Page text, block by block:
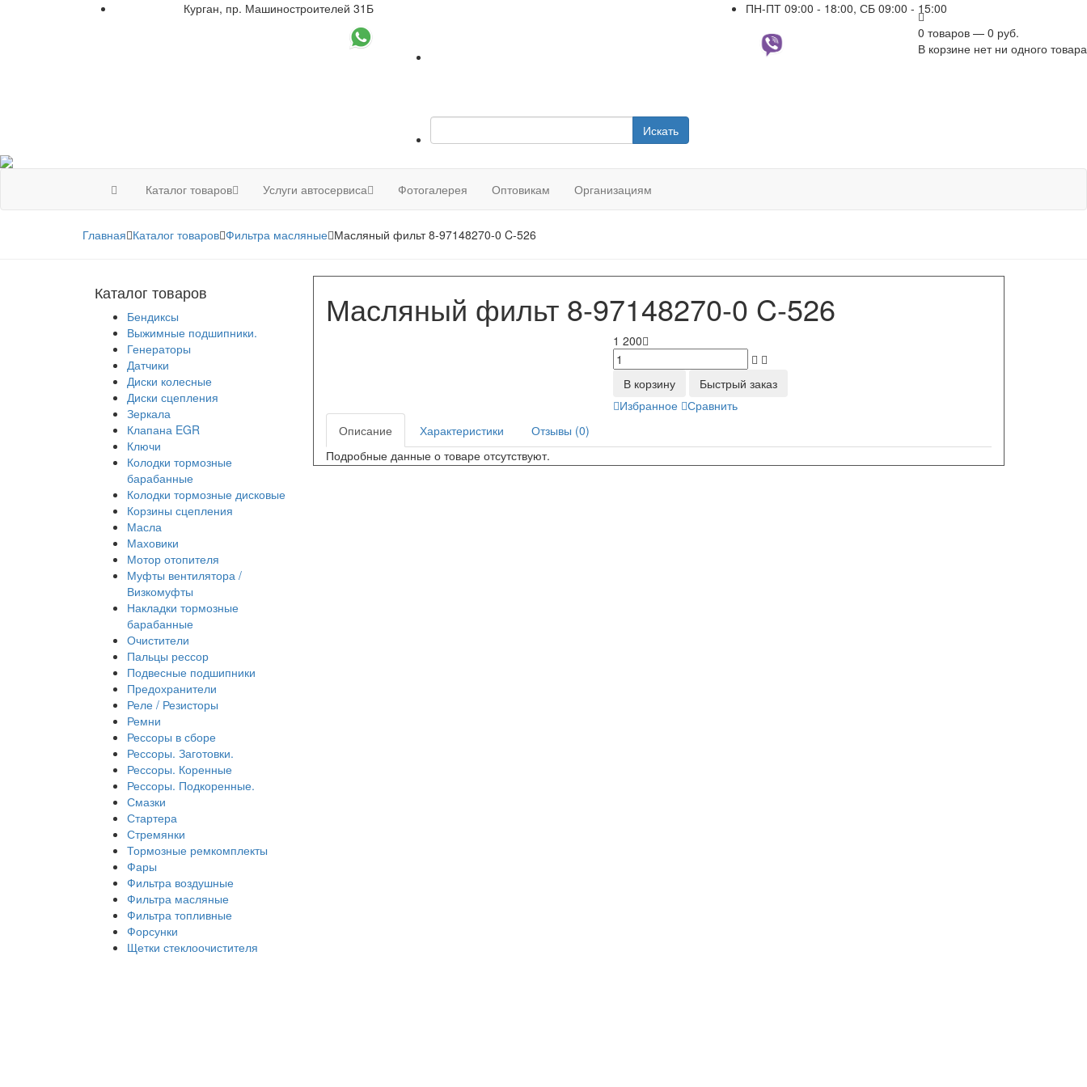
Курган, пр. Машиностроителей 31Б
Искать
ПН-ПТ 09:00 - 18:00, СБ 09:00 - 15:00
0 товаров — 0 руб.
В корзине нет ни одного товара
Каталог товаров Услуги автосервиса Фотогалерея Оптовикам Организациям
Главная Каталог товаров Фильтра масляные Масляный фильт 8-97148270-0 C-526
Каталог товаров
Бендиксы
Выжимные подшипники.
Генераторы
Датчики
Диски колесные
Диски сцепления
Зеркала
Клапана EGR
Ключи
Колодки тормозные
барабанные
Колодки тормозные дисковые
Корзины сцепления
Масла
Маховики
Мотор отопителя
Муфты вентилятора /
Визкомуфты
Накладки тормозные
барабанные
Очистители
Пальцы рессор
Подвесные подшипники
Предохранители
Реле / Резисторы
Ремни
Рессоры в сборе
Рессоры. Заготовки.
Рессоры. Коренные
Рессоры. Подкоренные.
Смазки
Стартера
Стремянки
Тормозные ремкомплекты
Фары
Фильтра воздушные
Фильтра масляные
Фильтра топливные
Форсунки
Щетки стеклоочистителя
Масляный фильт 8-97148270-0 C-526
1 200
В корзину
Быстрый заказ
Избранное
Сравнить
Описание
Характеристики
Отзывы (0)
Подробные данные о товаре отсутствуют.